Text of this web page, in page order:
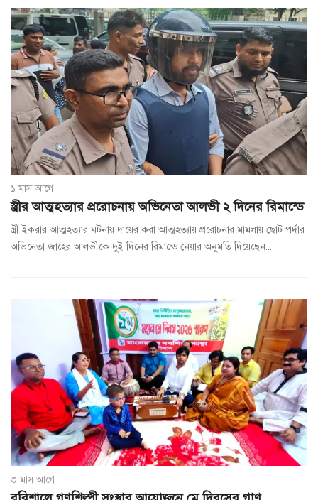
১ মাস আগে
স্ত্রীর আত্মহত্যার প্ররোচনায় অভিনেতা আলভী ২ দিনের রিমান্ডে
স্ত্রী ইকরার আত্মহত্যার ঘটনায় দায়ের করা আত্মহত্যায় প্ররোচনার মামলায় ছোট পর্দার
অভিনেতা জাহের আলভীকে দুই দিনের রিমান্ডে নেয়ার অনুমতি দিয়েছেন...
৩ মাস আগে